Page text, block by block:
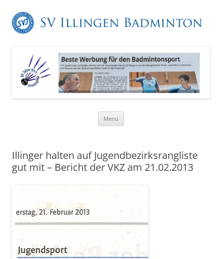
Menü
Illinger halten auf Jugendbezirksrangliste
gut mit – Bericht der VKZ am 21.02.2013